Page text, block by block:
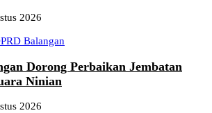
2026
Balangan
Dorong Perbaikan Jembatan
Ninian
2026